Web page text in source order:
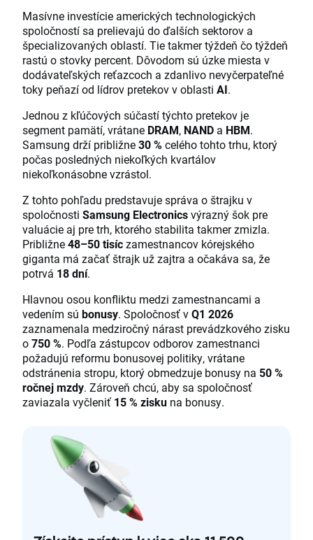
Masívne investície amerických technologických
spoločností sa prelievajú do ďalších sektorov a
špecializovaných oblastí. Tie takmer týždeň čo týždeň
rastú o stovky percent. Dôvodom sú úzke miesta v
dodávateľských reťazcoch a zdanlivo nevyčerpateľné
toky peňazí od lídrov pretekov v oblasti AI.
Jednou z kľúčových súčastí týchto pretekov je
segment pamätí, vrátane DRAM, NAND a HBM.
Samsung drží približne30 %celého tohto trhu, ktorý
počas posledných niekoľkých kvartálov
niekoľkonásobne vzrástol.
Z tohto pohľadu predstavuje správa o štrajku v
spoločnosti Samsung Electronicsvýrazný šok pre
valuácie aj pre trh, ktorého stabilita takmer zmizla.
Približne48–50 tisíczamestnancov kórejského
giganta má začať štrajk už zajtra a očakáva sa, že
potrvá 18 dní.
Hlavnou osou konfliktu medzi zamestnancami a
vedením sú bonusy. Spoločnosť vQ1 2026
zaznamenala medziročný nárast prevádzkového zisku
o750 %. Podľa zástupcov odborov zamestnanci
požadujú reformu bonusovej politiky, vrátane
odstránenia stropu, ktorý obmedzuje bonusy na 50 %
ročnej mzdy. Zároveň chcú, aby sa spoločnosť
zaviazala vyčleniť 15 % zisku na bonusy.